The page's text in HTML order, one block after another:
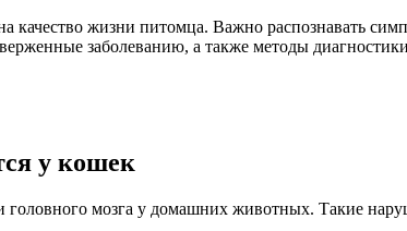
жизни питомца. Важно распознавать
заболеванию, а также методы
у кошек
головного мозга у домашних животных. Такие